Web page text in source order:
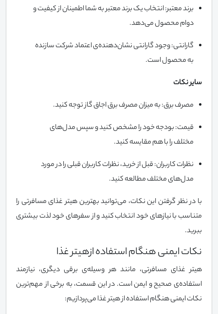
برند معتبر: انتخاب یک برند معتبر به شما اطمینان از کیفیت و
دوام محصول می‌دهد.
گارانتی: وجود گارانتی نشان‌دهنده‌ی اعتماد شرکت سازنده
به محصول است.
سایر نکات
مصرف برق: به میزان مصرف برق اجاق گاز توجه کنید.
قیمت: بودجه خود را مشخص کنید و سپس مدل‌های
مختلف را با هم مقایسه کنید.
نظرات کاربران: قبل از خرید، نظرات کاربران قبلی را در مورد
مدل‌های مختلف مطالعه کنید.
با در نظر گرفتن این نکات، می‌توانید بهترین هیتر غذای مسافرتی را
متناسب با نیازهای خود انتخاب کنید و از سفرهای خود لذت بیشتری
ببرید.
نکات ایمنی هنگام استفاده ازهیتر غذا
هیتر غذای مسافرتی، مانند هر وسیله‌ی برقی دیگری، نیازمند
استفاده‌ی صحیح و ایمن است. در این قسمت، به برخی از مهم‌ترین
نکات ایمنی هنگام استفاده از هیتر غذا می‌پردازیم: